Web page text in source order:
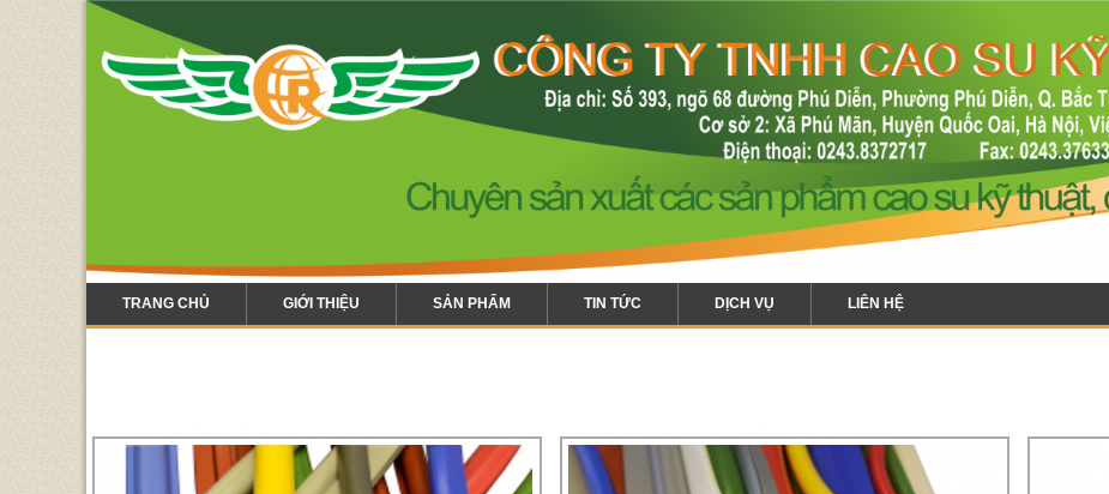
TRANG CHỦ GIỚI THIỆU SẢN PHẨM TIN TỨC DỊCH VỤ LIÊN HỆ